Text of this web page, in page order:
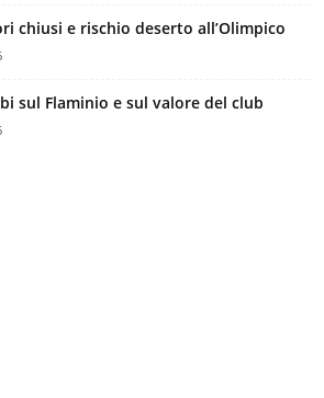
chiusi e rischio deserto all’Olimpico
sul Flaminio e sul valore del club